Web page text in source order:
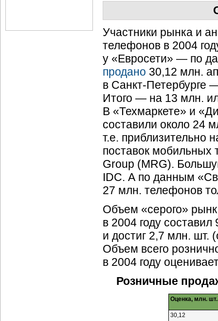
Участники рынка и
телефонов в 2004
у «Евросети» — по
продано 30,12 млн.
в Санкт-Петербурге
Итого — на 13 млн.
В «Техмаркете» и
составили около 24
т.е. приблизительно
поставок мобильных
Group (MRG).
IDС. А по данным
27 млн. телефонов
Объем «серого»
в 2004 году
и достиг 2,7 млн. шт.
Объем всего
в 2004 году
Розничные
Оценка, млн. шт.
30,12